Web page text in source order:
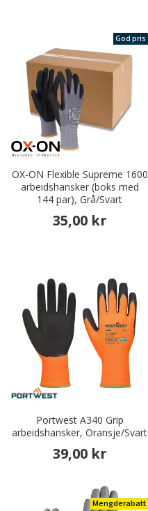
God pris
OX-ON Flexible Supreme 1600
arbeidshansker (boks med
144 par), Grå/Svart
35,00 kr
Portwest A340 Grip
arbeidshansker, Oransje/Svart
39,00 kr
Mengderabatt